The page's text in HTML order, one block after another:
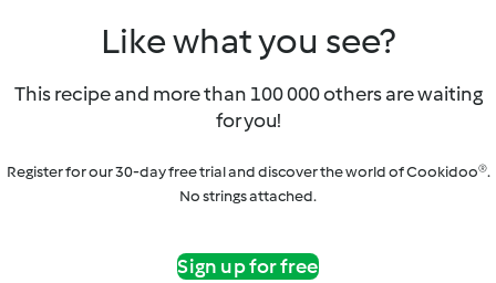
Like what you see?
This recipe and more than 100 000 others are waiting
for you!
Register for our 30-day free trial and discover the world of Cookidoo®.
No strings attached.
Sign up for free